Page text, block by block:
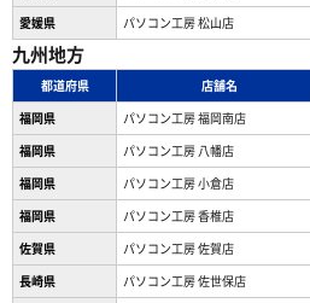
愛媛県
パソコン工房 松山店
九州地方
都道府県 店舗名
福岡県
パソコン工房 福岡南店
福岡県
パソコン工房 八幡店
福岡県
パソコン工房 小倉店
福岡県
パソコン工房 香椎店
佐賀県
パソコン工房 佐賀店
長崎県
パソコン工房 佐世保店